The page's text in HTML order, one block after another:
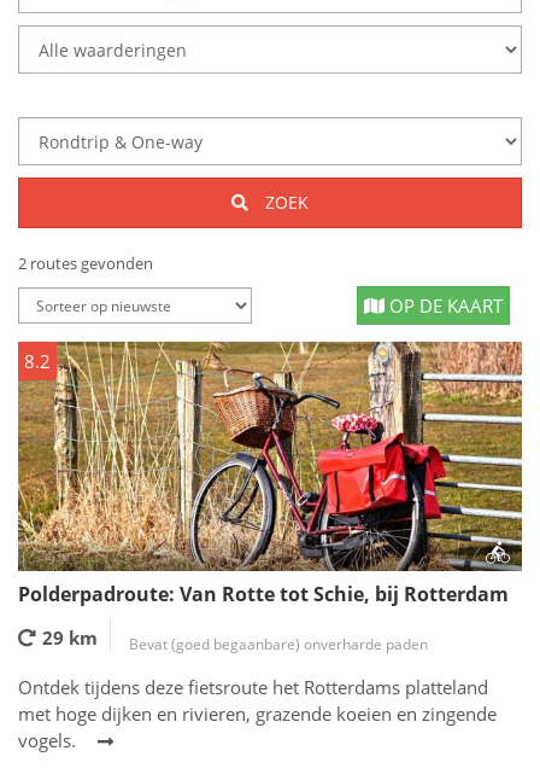
ZOEK
2 routes gevonden
OP DE KAART
8.2
Polderpadroute: Van Rotte tot Schie, bij Rotterdam
29 km Bevat (goed begaanbare) onverharde paden
Ontdek tijdens deze fietsroute het Rotterdams platteland
met hoge dijken en rivieren, grazende koeien en zingende
vogels.